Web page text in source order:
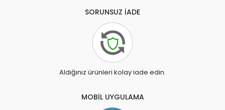
SORUNSUZ İADE
Aldığınız ürünleri kolay iade edin.
MOBİL UYGULAMA